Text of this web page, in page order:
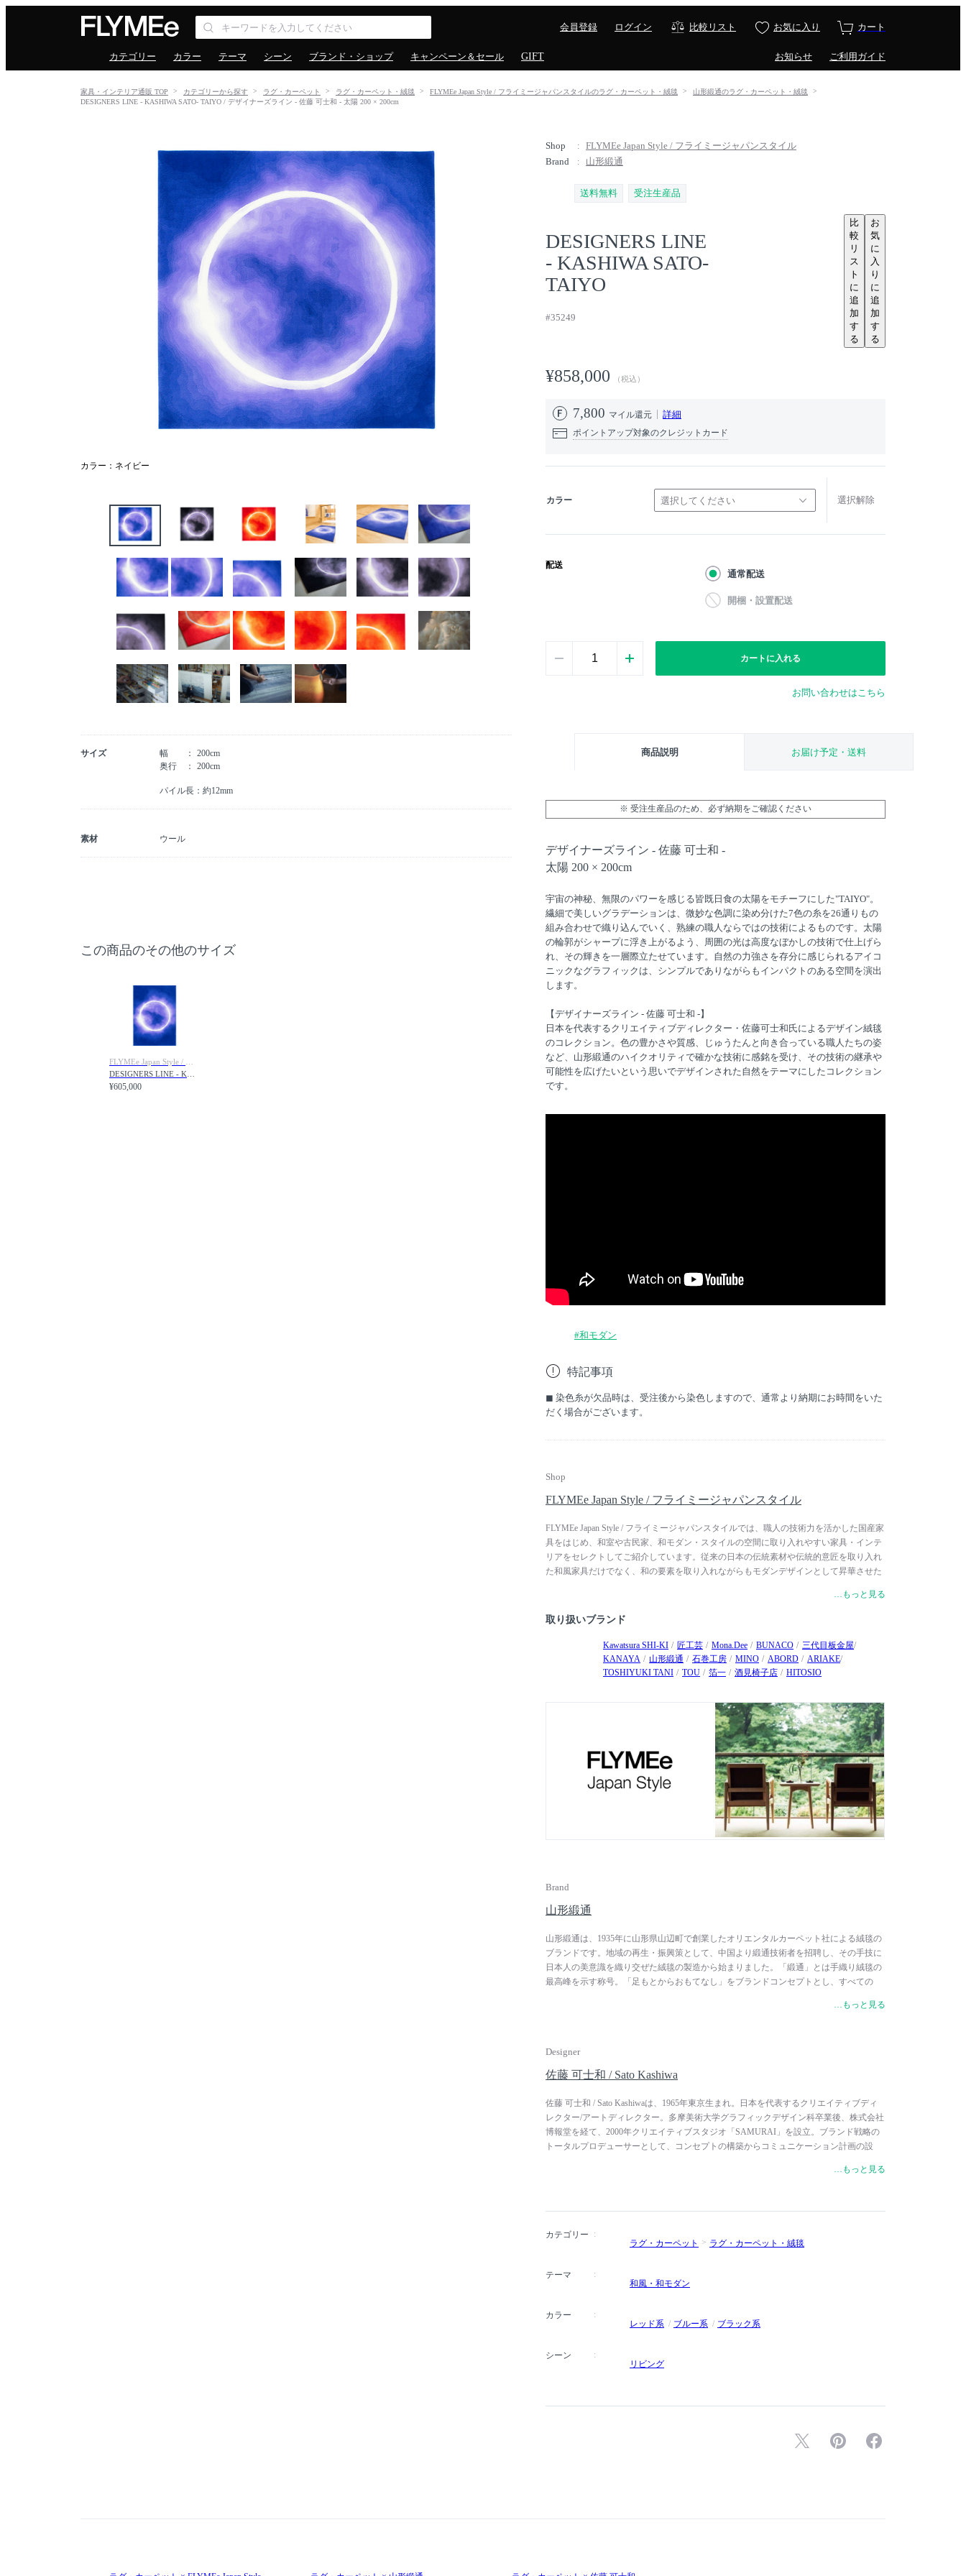
会員登録 ログイン 比較リスト お気に入り カート
カテゴリー カラー テーマ シーン ブランド・ショップ キャンペーン＆セール GIFT お知らせ ご利用ガイド
家具・インテリア通販 TOP カテゴリーから探す ラグ・カーペット ラグ・カーペット・絨毯 FLYMEe Japan Style / フライミージャパンスタイルのラグ・カーペット・絨毯
山形緞通のラグ・カーペット・絨毯
DESIGNERS LINE - KASHIWA SATO- TAIYO / デザイナーズライン - 佐藤 可士和 - 太陽 200 × 200cm
Shop
FLYMEe Japan Style / フライミージャパンスタイル
Brand
山形緞通
送料無料 受注生産品
DESIGNERS LINE
- KASHIWA SATO-
TAIYO
#35249
比
較
リ
ス
ト
に
追
加
す
る
お
気
に
入
り
に
追
加
す
る
¥858,000 （税込）
7,800 マイル還元 詳細
ポイントアップ対象のクレジットカード
カラー 選択してください 選択解除
配送
通常配送
開梱・設置配送
カートに入れる
お問い合わせはこちら
商品説明 お届け予定・送料
※ 受注生産品のため、必ず納期をご確認ください
デザイナーズライン - 佐藤 可士和 -
太陽 200 × 200cm
宇宙の神秘、無限のパワーを感じる皆既日食の太陽をモチーフにした"TAIYO"。
繊細で美しいグラデーションは、微妙な色調に染め分けた7色の糸を26通りもの
組み合わせで織り込んでいく、熟練の職人ならではの技術によるものです。太陽
の輪郭がシャープに浮き上がるよう、周囲の光は高度なぼかしの技術で仕上げら
れ、その輝きを一層際立たせています。自然の力強さを存分に感じられるアイコ
ニックなグラフィックは、シンプルでありながらもインパクトのある空間を演出
します。
【デザイナーズライン - 佐藤 可士和 -】
日本を代表するクリエイティブディレクター・佐藤可士和氏によるデザイン絨毯
のコレクション。色の豊かさや質感、じゅうたんと向き合っている職人たちの姿
など、山形緞通のハイクオリティで確かな技術に感銘を受け、その技術の継承や
可能性を広げたいという思いでデザインされた自然をテーマにしたコレクション
です。
#和モダン
特記事項
◼︎ 染色糸が欠品時は、受注後から染色しますので、通常より納期にお時間をいた
だく場合がございます。
Shop
FLYMEe Japan Style / フライミージャパンスタイル
FLYMEe Japan Style / フライミージャパンスタイルでは、職人の技術力を活かした国産家
具をはじめ、和室や古民家、和モダン・スタイルの空間に取り入れやすい家具・インテ
リアをセレクトしてご紹介しています。従来の日本の伝統素材や伝統的意匠を取り入れ
た和風家具だけでなく、和の要素を取り入れながらもモダンデザインとして昇華させた
ん、洋室でもお使いいただける家具・インテリアを幅広く取り揃えています。
…もっと見る
取り扱いブランド
Kawatsura SHI-KI 匠工芸 Mona.Dee BUNACO
三代目板金屋
KANAYA
山形緞通 石巻工房 MINO ABORD
ARIAKE
TOSHIYUKI TANI
TOU 箔一 酒見椅子店 HITOSIO
Brand
山形緞通
山形緞通は、1935年に山形県山辺町で創業したオリエンタルカーペット社による絨毯の
ブランドです。地域の再生・振興策として、中国より緞通技術者を招聘し、その手技に
日本人の美意識を織り交ぜた絨毯の製造から始まりました。「緞通」とは手織り絨毯の
最高峰を示す称号。「足もとからおもてなし」をブランドコンセプトとし、すべての
で独自につくり続けています。中国緞通の技術の粋を受け継ぎ、日本で唯一、糸作りか
使館、歌舞伎座など、世界ではバチカン宮殿やサウジアラビア王国をはじめ各国で採用
されています。
…もっと見る
Designer
佐藤 可士和 / Sato Kashiwa
佐藤 可士和 / Sato Kashiwaは、1965年東京生まれ。日本を代表するクリエイティブディ
レクター/アートディレクター。多摩美術大学グラフィックデザイン科卒業後、株式会社
博報堂を経て、2000年クリエイティブスタジオ「SAMURAI」を設立。ブランド戦略の
トータルプロデューサーとして、コンセプトの構築からコミュニケーション計画の設
ビティによる一気通貫した仕事により多方面より高い評価を得ています。受賞歴に毎日
ツフェスティバルのディレクションなど、日本の優れたコンテンツを海外に広く発信す
ることにも力を注いでいます。
…もっと見る
カテゴリー
ラグ・カーペット
ラグ・カーペット・絨毯
テーマ
和風・和モダン
カラー
レッド系
ブルー系 ブラック系
シーン
リビング
カラー：ネイビー
サイズ 幅
200cm
奥行
200cm
パイル長：約12mm
素材 ウール
この商品のその他のサイズ
¥605,000